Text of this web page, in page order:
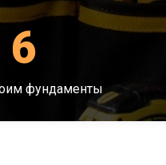
6
фундаменты